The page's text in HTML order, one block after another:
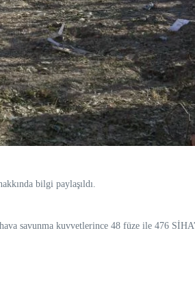
bilgi paylaşıldı.
savunma kuvvetlerince 48 füze ile 476